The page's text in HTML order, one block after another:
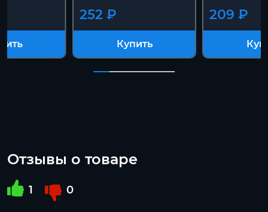
252 ₽
Купить
209 ₽
Отзывы о товаре
1 0